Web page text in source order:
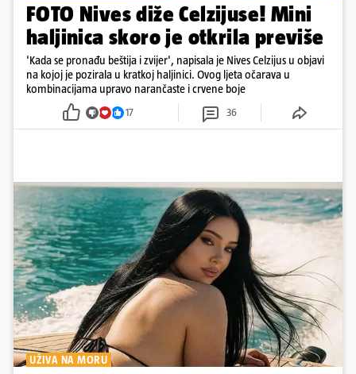
FOTO Nives diže Celzijuse! Mini
haljinica skoro je otkrila previše
'Kada se pronađu beštija i zvijer', napisala je Nives Celzijus u objavi
na kojoj je pozirala u kratkoj haljinici. Ovog ljeta očarava u
kombinacijama upravo narančaste i crvene boje
17 36
UŽIVA NA MORU